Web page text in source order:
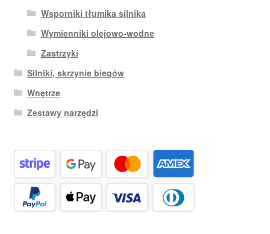
Wsporniki tłumika silnika
Wymienniki olejowo-wodne
Zastrzyki
Silniki, skrzynie biegów
Wnętrze
Zestawy narzędzi